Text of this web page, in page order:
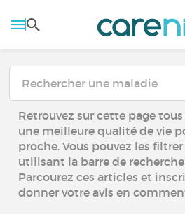
Retrouvez sur cette page
une meilleure qualité de vie
proche. Vous pouvez les
utilisant la barre de
Parcourez ces articles et
donner votre avis en